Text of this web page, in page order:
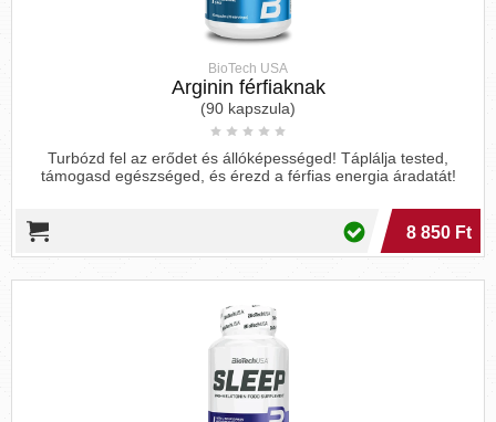
Methionine,
Proline,
Pro, P
Tryptophan
BioTech USA
Arginin férfiaknak
(90 kapszula)
Turbózd fel az erődet és állóképességed! Táplálja tested,
támogasd egészséged, és érezd a férfias energia áradatát!
8 850 Ft